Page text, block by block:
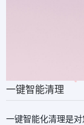
一键智能清理
一键智能化清理是